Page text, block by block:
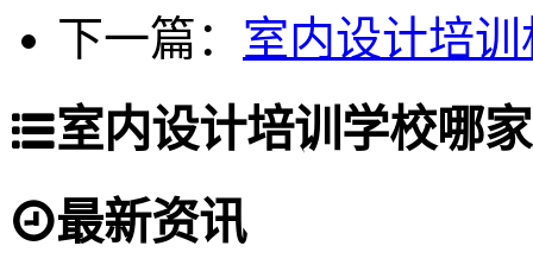
下一篇： 室内设计培
室内设计培训学校哪
最新资讯